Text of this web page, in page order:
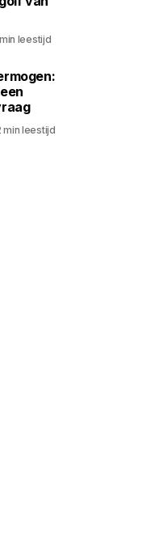
leestijd
min leestijd